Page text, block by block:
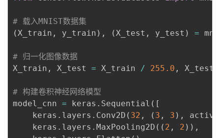
# 载入MNIST数据集
(X_train , y_train ) , (X_test , y_test ) =
# 归一化图像数据
X_train , X_test = X_train / 255.0 , X_test
# 构建卷积神经网络模型
model_cnn = keras . Sequential ( [
    keras
. layers . Conv2D ( 32 , ( 3 , 3 ) ,
    keras
. layers . MaxPooling2D ( ( 2 , 2 ) ) ,